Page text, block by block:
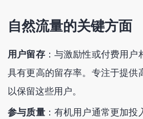
自然流量的关键方面
用户留存：与激励性或付费用户
具有更高的留存率。专注于提供
以保留这些用户。
参与质量：有机用户通常更加投